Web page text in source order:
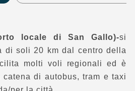
locale di San Gallo)-si
di soli 20 km dal centro della
molti voli regionali ed è
di autobus, tram e taxi